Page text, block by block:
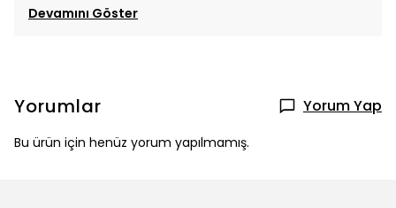
Devamını Göster
Yorumlar Yorum Yap
Bu ürün için henüz yorum yapılmamış.